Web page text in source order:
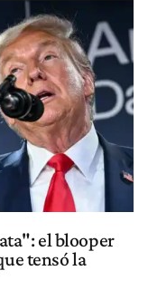
el blooper
tensó la